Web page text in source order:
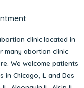
clinic located in
many abortion clinic
We welcome patients
Chicago, IL and Des